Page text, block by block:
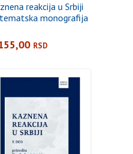
reakcija u Srbiji
monografija
RSD